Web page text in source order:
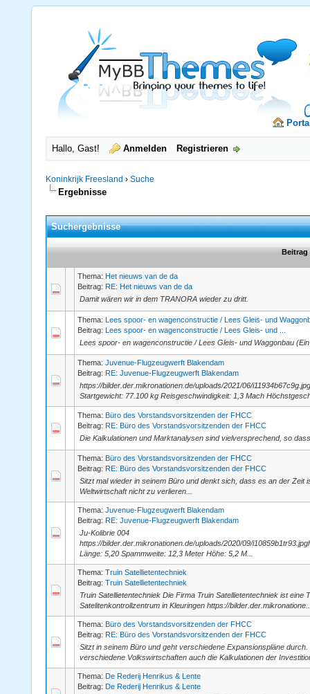
Hallo, Gast! Anmelden Registrieren
Koninkrijk Freesland › Suche
Ergebnisse
Suchergebnisse
Beitrag
Thema: Het nieuws van de da
Beitrag: RE: Het nieuws van de da
Damit wären wir in dem TRANORA wieder zu dritt.
Thema: Lees spoor- en wagenconstructie / Lees Gleis- und
Beitrag: Lees spoor- en wagenconstructie / Lees Gleis- und ...
Lees spoor- en wagenconstructie / Lees Gleis- und Waggonbau
Thema: Juvenue-Flugzeugwerft Blakendam
Beitrag: RE: Juvenue-Flugzeugwerft Blakendam
https://bilder.der.mikronationen.de/uploads/2021/06/
Startgewicht: 77.100 kg Reisgeschwindigkeit: 1,3 Mach
Thema: Büro des Vorstandsvorsitzenden der FHCC
Beitrag: RE: Büro des Vorstandsvorsitzenden der FHCC
Die Kalkulationen und Marktanalysen sind vielversprechend, so
Thema: Büro des Vorstandsvorsitzenden der FHCC
Beitrag: RE: Büro des Vorstandsvorsitzenden der FHCC
Sitzt mal wieder in seinem Büro und denkt sich, dass es an der
Weltwirtschaft nicht zu verlieren...
Thema: Juvenue-Flugzeugwerft Blakendam
Beitrag: RE: Juvenue-Flugzeugwerft Blakendam
Ju-Kolibrie 004
https://bilder.der.mikronationen.de/uploads/2020/09/
Länge: 5,20 Spammweite: 12,3 Meter Höhe: 5,2 M...
Thema: Truin Satellietentechniek
Beitrag: Truin Satellietentechniek
Truin Satellietentechniek Die Firma Truin Satellietentechniek ist
Satelitenkontrollzentrum in Kleuringen https://
Thema: Büro des Vorstandsvorsitzenden der FHCC
Beitrag: RE: Büro des Vorstandsvorsitzenden der FHCC
Sitzt in seinem Büro und geht verschiedene Expansionspläne
verschiedene Volkswirtschaften auch die Kalkulationen der
Thema: De Rederij Henrikus & Lente
Beitrag: De Rederij Henrikus & Lente